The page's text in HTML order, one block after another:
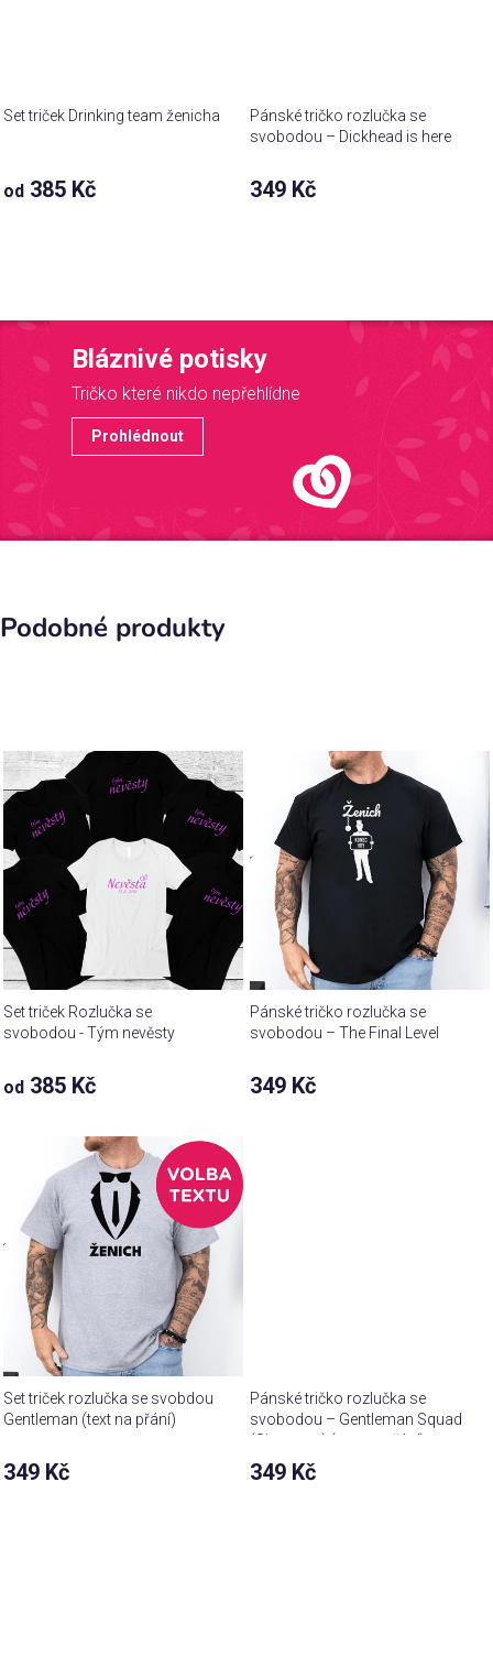
Set triček Drinking team ženicha
od 385 Kč
Pánské tričko rozlučka se
svobodou – Dickhead is here
349 Kč
Bláznivé potisky
Tričko které nikdo nepřehlídne
Prohlédnout
Podobné produkty
Set triček Rozlučka se
svobodou - Tým nevěsty
od 385 Kč
Pánské tričko rozlučka se
svobodou – The Final Level
349 Kč
Set triček rozlučka se svobdou
Gentleman (text na přání)
349 Kč
Pánské tričko rozlučka se
svobodou – Gentleman Squad
(Signature) (text na přání)
349 Kč